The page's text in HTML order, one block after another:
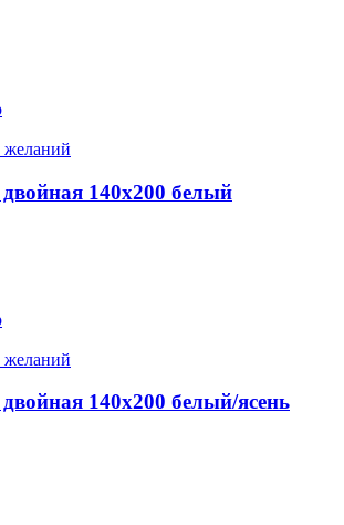
желаний
140х200 белый
желаний
140х200 белый/ясень